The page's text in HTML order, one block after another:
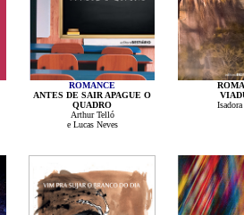
ROMANCE
ANTES DE SAIR APAGUE O
QUADRO
Arthur Telló
e Lucas Neves